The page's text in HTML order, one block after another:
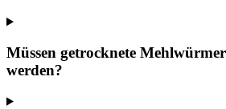
Müssen getrocknete
werden?